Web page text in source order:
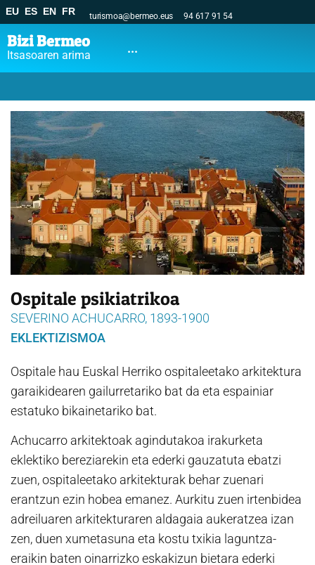
EU ES EN FR turismoa@bermeo.eus 94 617 91 54
Bizi Bermeo
Itsasoaren arima ...
Ospitale psikiatrikoa
SEVERINO ACHUCARRO, 1893-1900
EKLEKTIZISMOA
Ospitale hau Euskal Herriko ospitaleetako arkitektura
garaikidearen gailurretariko bat da eta espainiar
estatuko bikainetariko bat.
Achucarro arkitektoak agindutakoa irakurketa
eklektiko bereziarekin eta ederki gauzatuta ebatzi
zuen, ospitaleetako arkitekturak behar zuenari
erantzun ezin hobea emanez. Aurkitu zuen irtenbidea
adreiluaren arkitekturaren aldagaia aukeratzea izan
zen, duen xumetasuna eta kostu txikia laguntza-
eraikin baten oinarrizko eskakizun bietara ederki